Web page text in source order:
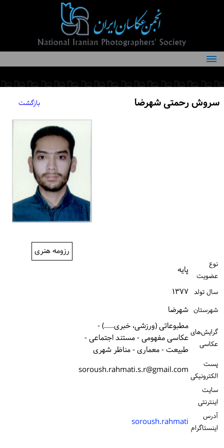
درباره انجمن
کمیته‌های انجمن
اعضاء انجمن
سروش رحمتی شهرضا بازگشت
رزومه هنری
نوع
عضویت
پایه
سال تولد ۱۳۷۷
شهرستان شهرضا
گرایش‌های
عکاسی
مطبوعاتی (ورزشی، خبری.....) -
عکاسی مفهومی - مستند اجتماعی -
طبیعت - معماری - مناظر شهری
پست
الكترونیكی soroush.rahmati.s.r@gmail.com
سایت
اینترنتی
آدرس
اینستاگرام soroush.rahmati